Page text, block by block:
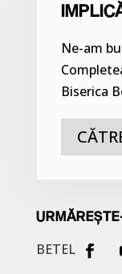
Ne-am
Biserica
BETEL